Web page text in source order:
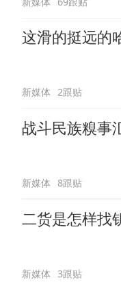
这滑的挺远的
新媒体 2跟贴
战斗民族糗事
新媒体 8跟贴
二货是怎样找
新媒体 3跟贴